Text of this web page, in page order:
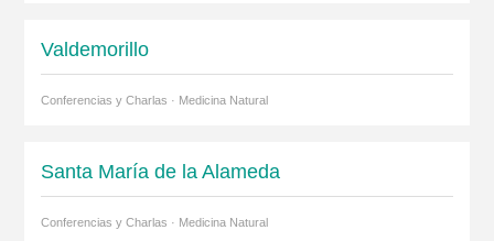
Valdemorillo
Conferencias y Charlas · Medicina Natural
Santa María de la Alameda
Conferencias y Charlas · Medicina Natural